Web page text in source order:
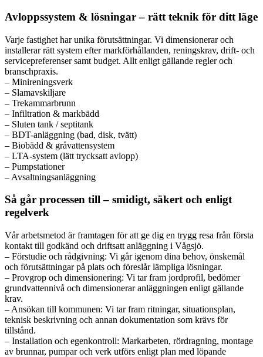
Avloppssystem & lösningar – rätt teknik för ditt läge
Varje fastighet har unika förutsättningar. Vi dimensionerar och
installerar rätt system efter markförhållanden, reningskrav, drift- och
servicepreferenser samt budget. Allt enligt gällande regler och
branschpraxis.
– Minireningsverk
– Slamavskiljare
– Trekammarbrunn
– Infiltration & markbädd
– Sluten tank / septitank
– BDT-anläggning (bad, disk, tvätt)
– Biobädd & gråvattensystem
– LTA-system (lätt trycksatt avlopp)
– Pumpstationer
– Avsaltningsanläggning
Så går processen till – smidigt, säkert och enligt
regelverk
Vår arbetsmetod är framtagen för att ge dig en trygg resa från första
kontakt till godkänd och driftsatt anläggning i Vågsjö.
– Förstudie och rådgivning: Vi går igenom dina behov, önskemål
och förutsättningar på plats och föreslår lämpliga lösningar.
– Provgrop och dimensionering: Vi tar fram jordprofil, bedömer
grundvattennivå och dimensionerar anläggningen enligt gällande
krav.
– Ansökan till kommunen: Vi tar fram ritningar, situationsplan,
teknisk beskrivning och annan dokumentation som krävs för
tillstånd.
– Installation och egenkontroll: Markarbeten, rördragning, montage
av brunnar, pumpar och verk utförs enligt plan med löpande